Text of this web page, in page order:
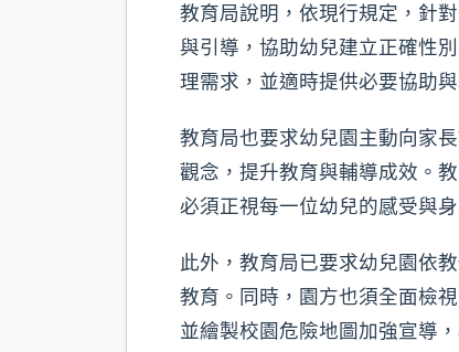
教育局說明，依現行規定，針
與引導，協助幼兒建立正確性
理需求，並適時提供必要協助與
教育局也要求幼兒園主動向家
觀念，提升教育與輔導成效。
必須正視每一位幼兒的感受與身
此外，教育局已要求幼兒園依
教育。同時，園方也須全面檢
並繪製校園危險地圖加強宣導